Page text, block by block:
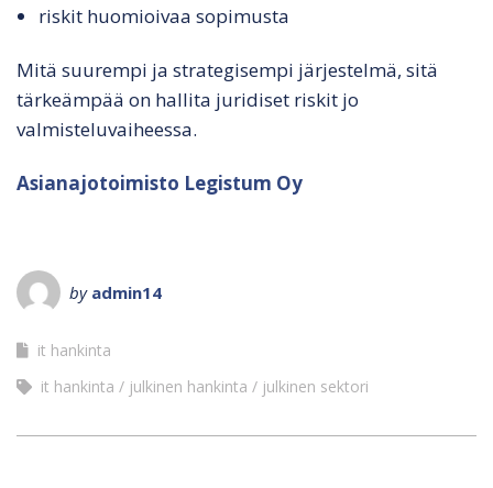
riskit huomioivaa sopimusta
Mitä suurempi ja strategisempi järjestelmä, sitä
tärkeämpää on hallita juridiset riskit jo
valmisteluvaiheessa.
Asianajotoimisto Legistum Oy
by admin14
it hankinta
it hankinta
julkinen hankinta julkinen sektori